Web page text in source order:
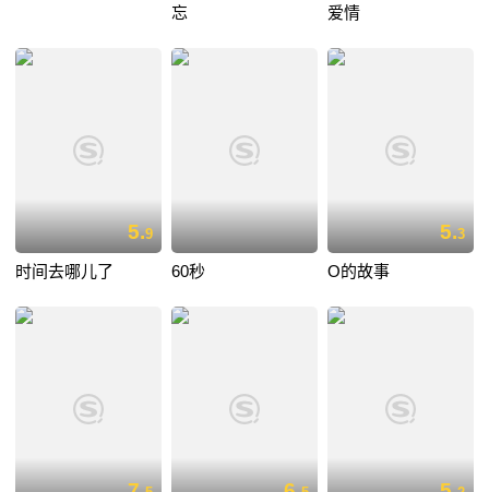
忘
爱情
5.9
时间去哪儿了 60秒
5.3
O的故事